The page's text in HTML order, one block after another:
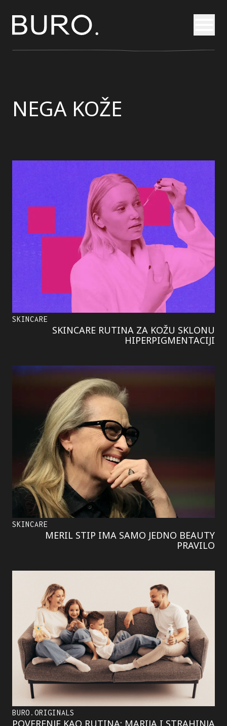
NEGA KOŽE
SKINCARE
SKINCARE RUTINA ZA KOŽU SKLONU
HIPERPIGMENTACIJI
SKINCARE
MERIL STIP IMA SAMO JEDNO BEAUTY
PRAVILO
BURO.ORIGINALS
POVERENJE KAO RUTINA: MARIJA I STRAHINJA